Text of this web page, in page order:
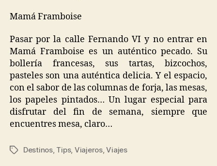
Mamá Framboise
Pasar por la calle Fernando VI y no entrar en
Mamá Framboise es un auténtico pecado. Su
bollería francesas, sus tartas, bizcochos,
pasteles son una auténtica delicia. Y el espacio,
con el sabor de las columnas de forja, las mesas,
los papeles pintados… Un lugar especial para
disfrutar del fin de semana, siempre que
encuentres mesa, claro…
TagsDestinos, Tips, Viajeros,Viajes